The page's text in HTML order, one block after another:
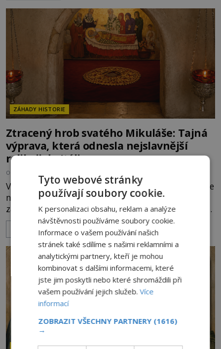
legendami o něm ukrývat nějaký pravdivý základ?
V blízkosti Mysu Greco, jak se přez
ZÁHADY HISTORIE
Ztracený hrob svatého Mikuláše: Tajná
výprava, která odnesla nejslavnější
relikvii do Itálie
OD
V tichu starobylého chrámu v Myře zůstává po více
než sedm století hrob muže, kterému se připisují
zázraky, pomoc chudým i záchrana námořníků v
bouřích. Pak ale přichází rok 1087 a klidné místo
se mění v dějiště podivné noční výpravy. Skupina
italských námořníků otevírá hrob svatého
Mikuláše a odváží jeho ostatky přes moře do Bari.
Je to zbožná záchrana před nebezpečím, nebo
promyšlená krádež,
ZOBRAZIT VÍCE
ZÁHADY HISTORIE
Tyto webové stránky
používají soubory cookie.
K personalizaci obsahu, reklam a analýze
návštěvnosti používáme soubory cookie.
Informace o vašem používání našich
stránek také sdílíme s našimi reklamními a
analytickými partnery, kteří je mohou
kombinovat s dalšími informacemi, které
jste jim poskytli nebo které shromáždili při
vašem používání jejich služeb.Více
informací
ZOBRAZIT VŠECHNY PARTNERY (1616)
→